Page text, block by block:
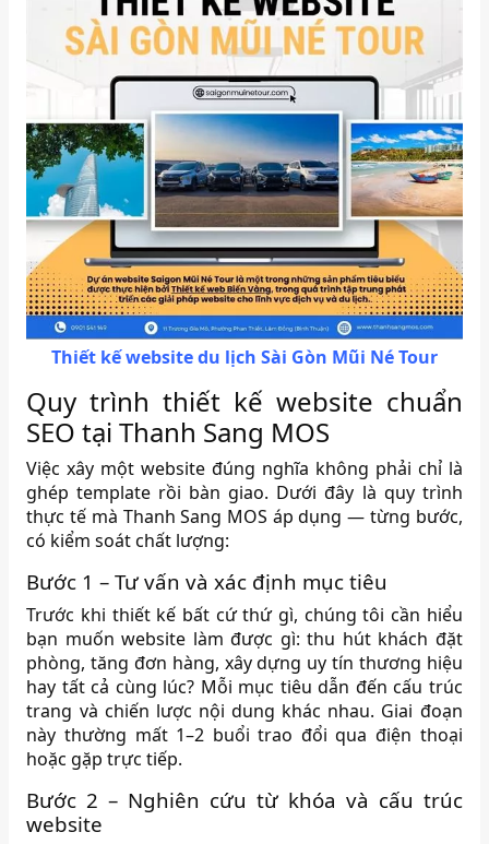
Thiết kế website du lịch Sài Gòn Mũi Né Tour
Quy trình thiết kế website chuẩn
SEO tại Thanh Sang MOS
Việc xây một website đúng nghĩa không phải chỉ là
ghép template rồi bàn giao. Dưới đây là quy trình
thực tế mà Thanh Sang MOS áp dụng — từng bước,
có kiểm soát chất lượng:
Bước 1 – Tư vấn và xác định mục tiêu
Trước khi thiết kế bất cứ thứ gì, chúng tôi cần hiểu
bạn muốn website làm được gì: thu hút khách đặt
phòng, tăng đơn hàng, xây dựng uy tín thương hiệu
hay tất cả cùng lúc? Mỗi mục tiêu dẫn đến cấu trúc
trang và chiến lược nội dung khác nhau. Giai đoạn
này thường mất 1–2 buổi trao đổi qua điện thoại
hoặc gặp trực tiếp.
Bước 2 – Nghiên cứu từ khóa và cấu trúc
website